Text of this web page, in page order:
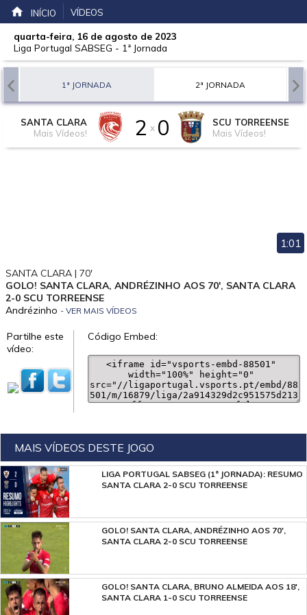
INÍCIO VÍDEOS
quarta-feira, 16 de agosto de 2023
Liga Portugal SABSEG - 1ª Jornada
1ª JORNADA 2ª JORNADA
SANTA CLARA
Mais Vídeos!
2 x 0
SCU TORREENSE
Mais Vídeos!
1:01
SANTA CLARA | 70'
GOLO! SANTA CLARA, ANDRÉZINHO AOS 70', SANTA CLARA
2-0 SCU TORREENSE
Andrézinho - VER MAIS VÍDEOS
Partilhe este
vídeo:
Código Embed:
MAIS VÍDEOS DESTE JOGO
LIGA PORTUGAL SABSEG (1ª JORNADA): RESUMO
SANTA CLARA 2-0 SCU TORREENSE
GOLO! SANTA CLARA, ANDRÉZINHO AOS 70',
SANTA CLARA 2-0 SCU TORREENSE
GOLO! SANTA CLARA, BRUNO ALMEIDA AOS 18',
SANTA CLARA 1-0 SCU TORREENSE